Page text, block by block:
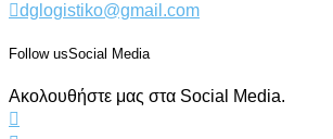
dglogistiko@gmail.com
Follow usSocial Media
Ακολουθήστε μας στα Social Media.